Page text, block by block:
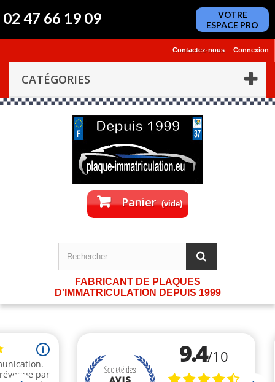
02 47 66 19 09
VOTRE
ESPACE PRO
Connexion
Contactez-nous
CATÉGORIES
Panier (vide)
FABRICANT DE PLAQUES
D'IMMATRICULATION DEPUIS 1999